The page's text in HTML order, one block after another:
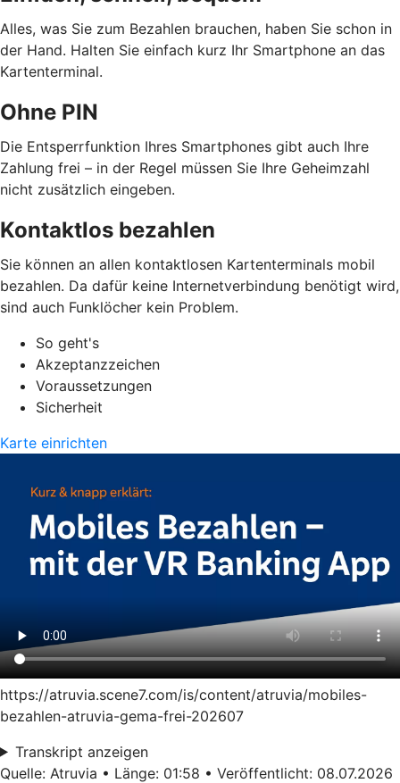
Alles, was Sie zum Bezahlen brauchen, haben Sie schon in
der Hand. Halten Sie einfach kurz Ihr Smartphone an das
Kartenterminal.
Ohne PIN
Die Entsperrfunktion Ihres Smartphones gibt auch Ihre
Zahlung frei – in der Regel müssen Sie Ihre Geheimzahl
nicht zusätzlich eingeben.
Kontaktlos bezahlen
Sie können an allen kontaktlosen Kartenterminals mobil
bezahlen. Da dafür keine Internetverbindung benötigt wird,
sind auch Funklöcher kein Problem.
So geht's
Akzeptanzzeichen
Voraussetzungen
Sicherheit
Karte einrichten
https://atruvia.scene7.com/is/content/atruvia/mobiles-
bezahlen-atruvia-gema-frei-202607
Transkript anzeigen
Quelle: Atruvia • Länge: 01:58 • Veröffentlicht: 08.07.2026